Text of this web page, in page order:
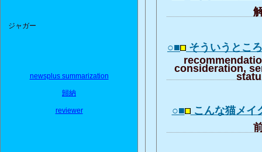
ジャガー
newsplus summarization
歸納
reviewer
○■ そういうとこ
consideration,
○■ こんな猫メ